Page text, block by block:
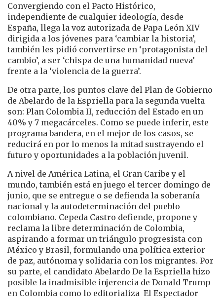
Convergiendo con el Pacto Histórico,
independiente de cualquier ideología, desde
España, llega la voz autorizada de Papa León XIV
dirigida a los jóvenes para ‘cambiar la historia’,
también les pidió convertirse en ‘protagonista del
cambio’, a ser ‘chispa de una humanidad nueva’
frente a la ‘violencia de la guerra’.
De otra parte, los puntos clave del Plan de Gobierno
de Abelardo de la Espriella para la segunda vuelta
son: Plan Colombia II, reducción del Estado en un
40% y 7 megacárceles. Como se puede inferir, este
programa bandera, en el mejor de los casos, se
reducirá en por lo menos la mitad sustrayendo el
futuro y oportunidades a la población juvenil.
A nivel de América Latina, el Gran Caribe y el
mundo, también está en juego el tercer domingo de
junio, que se entregue o se defienda la soberanía
nacional y la autodeterminación del pueblo
colombiano. Cepeda Castro defiende, propone y
reclama la libre determinación de Colombia,
aspirando a formar un triángulo progresista con
México y Brasil, formulando una política exterior
de paz, autónoma y solidaria con los migrantes. Por
su parte, el candidato Abelardo De la Espriella hizo
posible la inadmisible injerencia de Donald Trump
en Colombia como lo editorializa El Espectador